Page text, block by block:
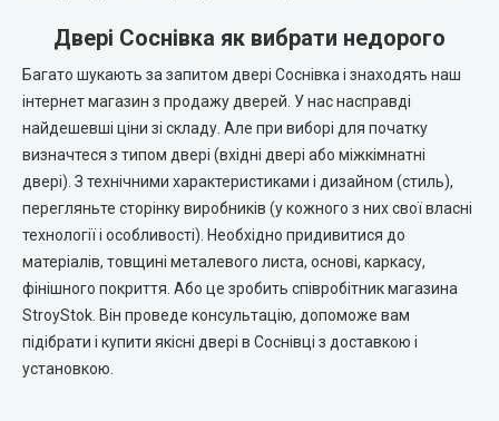
Двері Соснівка як вибрати недорого
Багато шукають за запитом двері Соснівка і знаходять наш
інтернет магазин з продажу дверей. У нас насправді
найдешевші ціни зі складу. Але при виборі для початку
визначтеся з типом двері (вхідні двері або міжкімнатні
двері). З технічними характеристиками і дизайном (стиль),
перегляньте сторінку виробників (у кожного з них свої власні
технології і особливості). Необхідно придивитися до
матеріалів, товщині металевого листа, основі, каркасу,
фінішного покриття. Або це зробить співробітник магазина
StroyStok. Він проведе консультацію, допоможе вам
підібрати і купити якісні двері в Соснівці з доставкою і
установкою.